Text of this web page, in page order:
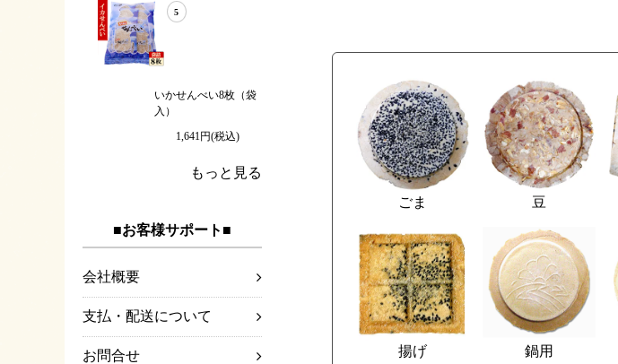
5
いかせんべい8枚（袋
入）
1,641円(税込)
もっと見る
■お客様サポート■
会社概要
支払・配送について
お問合せ
ごま 豆
揚げ 鍋用